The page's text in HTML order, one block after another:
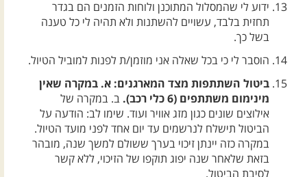
ידוע לי שהמסלול המתוכנן ולוחות הזמנים הם בגדר
תחזית בלבד, עשויים להשתנות ולא תהיה לי כל טענה
בשל כך.
הוסבר לי כי בכל שאלה אני מוזמן/ת לפנות למוביל הטיול.
ביטול השתתפות מצד המארגנים: א. במקרה שאין
מינימום משתתפים (6 כלי רכב).
ב. במקרה של
אילוצים שונים כגון מזג אוויר ועוד. שימו לב: הודעה על
הביטול תישלח לנרשמים עד יום אחד לפני מועד הטיול.
במקרה כזה יינתן זיכוי בערך ששולם למשך שנה, מובהר
בזאת שלאחר שנה יפוג תוקפו של הזיכוי, ללא קשר
לסיבת הביטול.